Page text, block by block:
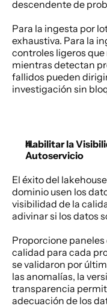
descendente de
Para la ingesta por
exhaustiva. Para la
controles ligeros
mientras detectan
fallidos pueden
investigación sin
Habilitar la
Autoservicio
El éxito del
dominio usen los
visibilidad de la
adivinar si los datos
Proporcione
calidad para cada
se validaron por
las anomalías, la
transparencia
adecuación de los